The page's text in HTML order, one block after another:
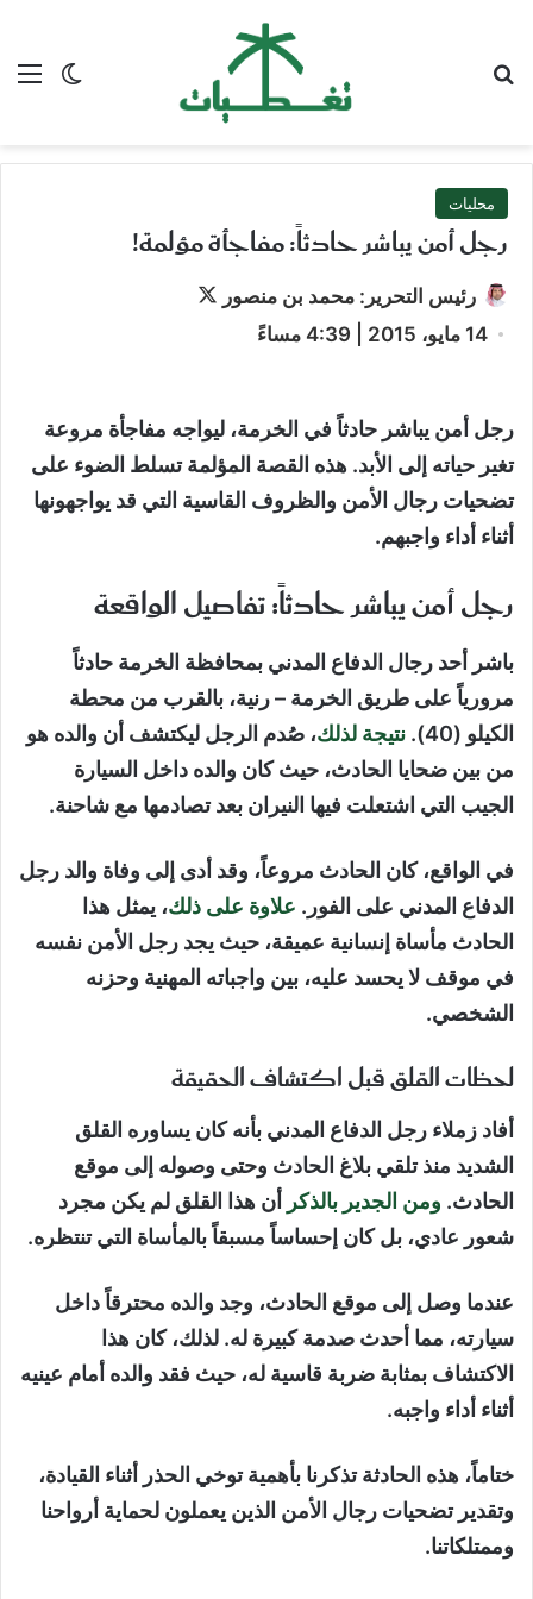
الوضع
محليات
رجل أمن يباشر حادثاً: مفاجأة مؤلمة!
رئيس التحرير: محمد بن منصور
14 مايو، 2015 | 4:39 مساءً
رجل أمن يباشر حادثاً في الخرمة، ليواجه مفاجأة مروعة
تغير حياته إلى الأبد. هذه القصة المؤلمة تسلط الضوء على
تضحيات رجال الأمن والظروف القاسية التي قد يواجهونها
أثناء أداء واجبهم.
رجل أمن يباشر حادثاً: تفاصيل الواقعة
باشر أحد رجال الدفاع المدني بمحافظة الخرمة حادثاً
مرورياً على طريق الخرمة – رنية، بالقرب من محطة
الكيلو (40).
نتيجة لذلك، صُدم الرجل ليكتشف أن والده هو
من بين ضحايا الحادث، حيث كان والده داخل السيارة
الجيب التي اشتعلت فيها النيران بعد تصادمها مع شاحنة.
في الواقع، كان الحادث مروعاً، وقد أدى إلى وفاة والد رجل
الدفاع المدني على الفور. علاوة على ذلك، يمثل هذا
الحادث مأساة إنسانية عميقة، حيث يجد رجل الأمن نفسه
في موقف لا يحسد عليه، بين واجباته المهنية وحزنه
الشخصي.
لحظات القلق قبل اكتشاف الحقيقة
أفاد زملاء رجل الدفاع المدني بأنه كان يساوره القلق
الشديد منذ تلقي بلاغ الحادث وحتى وصوله إلى موقع
الحادث. ومن الجدير بالذكر أن هذا القلق لم يكن مجرد
شعور عادي، بل كان إحساساً مسبقاً بالمأساة التي تنتظره.
عندما وصل إلى موقع الحادث، وجد والده محترقاً داخل
سيارته، مما أحدث صدمة كبيرة له. لذلك، كان هذا
الاكتشاف بمثابة ضربة قاسية له، حيث فقد والده أمام عينيه
أثناء أداء واجبه.
ختاماً، هذه الحادثة تذكرنا بأهمية توخي الحذر أثناء القيادة،
وتقدير تضحيات رجال الأمن الذين يعملون لحماية أرواحنا
وممتلكاتنا.